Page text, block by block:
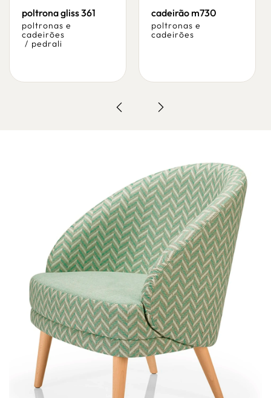
poltrona gliss 361
poltronas e
cadeirões
/ pedrali
cadeirão m730
poltronas e
cadeirões